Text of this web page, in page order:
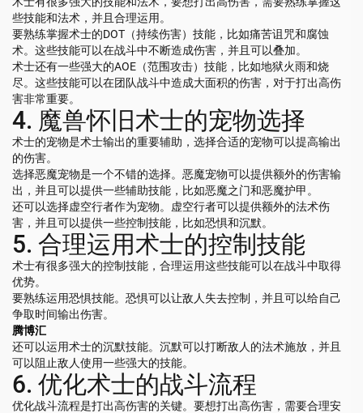
些技能和法术，并且合理运用。
要熟练掌握术士的DOT（持续伤害）技能，比如痛苦诅咒和腐蚀
术。这些技能可以在战斗中不断造成伤害，并且可以叠加。
术士还有一些强大的AOE（范围攻击）技能，比如地狱火雨和烧
尽。这些技能可以在团队战斗中造成大面积的伤害，对于打出高伤
害非常重要。
4. 魔兽怀旧术士的宠物选择
术士的宠物是术士输出的重要辅助，选择合适的宠物可以提高输出
的伤害。
选择恶魔宠物是一个不错的选择。恶魔宠物可以提供额外的伤害输
出，并且可以提供一些辅助技能，比如恶魔之门和恶魔护甲。
还可以选择虚空行者作为宠物。虚空行者可以提供额外的法术伤
害，并且可以提供一些控制技能，比如恐惧和沉默。
5. 合理运用术士的控制技能
术士有很多强大的控制技能，合理运用这些技能可以在战斗中取得
优势。
要熟练运用恐惧技能。恐惧可以让敌人失去控制，并且可以给自己
争取时间输出伤害。
腾博汇
还可以运用术士的沉默技能。沉默可以打断敌人的法术施放，并且
可以阻止敌人使用一些强大的技能。
6. 优化术士的战斗流程
优化战斗流程是打出高伤害的关键。要想打出高伤害，需要合理安